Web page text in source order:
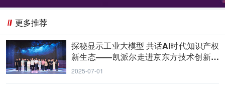
更多推荐
探秘显示工业大模型 共话AI时代知识产权
新生态——凯派尔走进京东方技术创新中
心
2025-07-01